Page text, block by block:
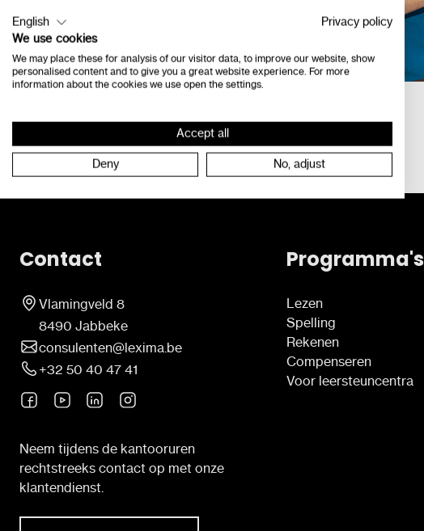
Contact
Vlamingveld 8
8490 Jabbeke
consulenten@lexima.be
+32 50 40 47 41
Neem tijdens de kantooruren
rechtstreeks contact op met onze
klantendienst.
Programma's
Lezen
Spelling
Rekenen
Compenseren
Voor leersteuncentra
English
Privacy policy
We use cookies
We may place these for analysis of our visitor data, to improve our website, show
personalised content and to give you a great website experience. For more
information about the cookies we use open the settings.
Accept all
Deny No, adjust